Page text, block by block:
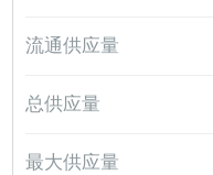
流通供应量
总供应量
最大供应量